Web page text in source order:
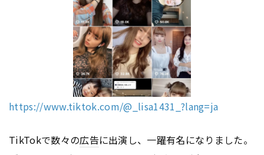
https://www.tiktok.com/@_lisa1431_?lang=ja
TikTokで数々の広告に出演し、一躍有名になりました。